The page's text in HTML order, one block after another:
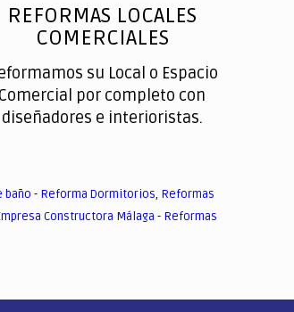
REFORMAS LOCALES
COMERCIALES
su Local o Espacio
Comercial por completo con
diseñadores e interioristas.
baño - Reforma Dormitorios, Reformas
Constructora Málaga - Reformas